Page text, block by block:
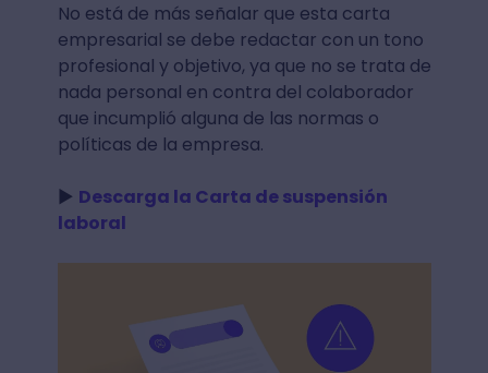
No está de más señalar que esta carta
empresarial se debe redactar con un tono
profesional y objetivo, ya que no se trata de
nada personal en contra del colaborador
que incumplió alguna de las normas o
políticas de la empresa.
► Descarga la Carta de suspensión
laboral